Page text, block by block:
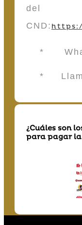
del
CND:
*
*
¿Cuáles son
para pagar